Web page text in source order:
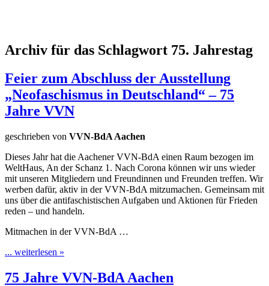
Archiv für das Schlagwort 75. Jahrestag
Feier zum Abschluss der Ausstellung
„Neofaschismus in Deutschland“ – 75
Jahre VVN
geschrieben von VVN-BdA Aachen
Dieses Jahr hat die Aachener VVN-BdA einen Raum bezogen im
WeltHaus, An der Schanz 1. Nach Corona können wir uns wieder
mit unseren Mitgliedern und Freundinnen und Freunden treffen. Wir
werben dafür, aktiv in der VVN-BdA mitzumachen. Gemeinsam mit
uns über die antifaschistischen Aufgaben und Aktionen für Frieden
reden – und handeln.
Mitmachen in der VVN-BdA …
... weiterlesen »
75 Jahre VVN-BdA Aachen